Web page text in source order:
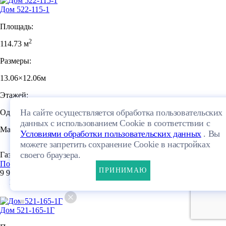
Дом 522-115-1
Площадь:
114.73 м2
Размеры:
13.06×12.06м
Этажей:
Одноэтажный
Материал:
Газобетон
ПЛАНИРОВКА
Посмотреть проект
9 911 400 руб.
17
Дом 521-165-1Г
На сайте осуществляется обработка пользовательских
данных с использованием Cookie в соответствии с
Условиями обработки пользовательских данных. Вы
можете запретить сохранение Cookie в настройках
своего браузера.
ПРИНИМАЮ